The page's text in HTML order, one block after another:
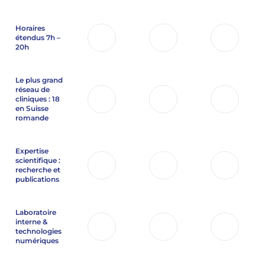
Horaires
étendus 7h –
20h
Le plus grand
réseau de
cliniques : 18
en Suisse
romande
Expertise
scientifique :
recherche et
publications
Laboratoire
interne &
technologies
numériques